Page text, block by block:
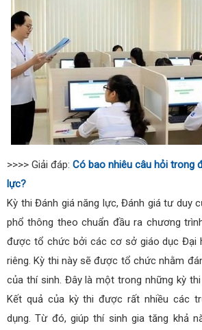
>>>> Giải đáp: Có bao nhiêu câu hỏi trong
lực?
Kỳ thi Đánh giá năng lực, Đánh giá tư duy
phổ thông theo chuẩn đầu ra chương
được tổ chức bởi các cơ sở giáo dục Đại
riêng. Kỳ thi này sẽ được tổ chức nhằm
của thí sinh. Đây là một trong những kỳ
Kết quả của kỳ thi được rất nhiều các
dụng. Từ đó, giúp thí sinh gia tăng khả